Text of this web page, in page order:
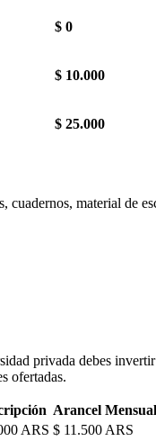
$ 0
$ 10.000
$ 25.000
material de
privada debes
ofertadas.
Arancel Mensual
ARS $ 11.500 ARS